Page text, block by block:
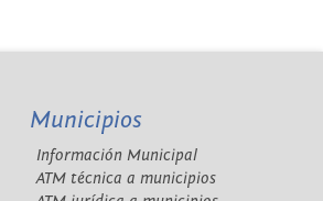
Municipios
Información Municipal
ATM técnica a municipios